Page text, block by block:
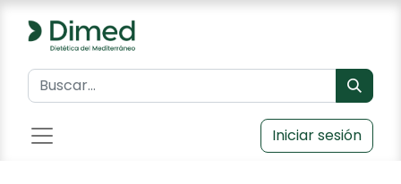
Iniciar sesión